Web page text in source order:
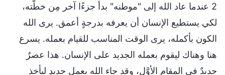
2 عندما عاد الله إلى "موطنه" بدأ جزءًا آخر مِن خطَّته،
لكي يستطيع الإنسان أن يعرفه بدرجةٍ أعمق. يرى الله
الكون بأكمله، يرى الوقت المناسب للقيام بعمله. يسرع
هنا وهناك ليقوم بعمله الجديد على الإنسان. هذا عصرٌ
جديدٌ في المقام الأوَّل، وقد جاء الله بعملٍ جديدٍ ليأخذ